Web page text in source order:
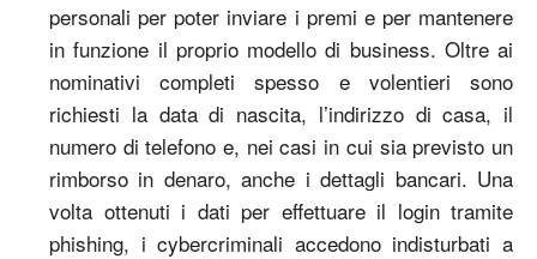
personali per poter inviare i premi e per mantenere
in funzione il proprio modello di business. Oltre ai
nominativi completi spesso e volentieri sono
richiesti la data di nascita, l’indirizzo di casa, il
numero di telefono e, nei casi in cui sia previsto un
rimborso in denaro, anche i dettagli bancari. Una
volta ottenuti i dati per effettuare il login tramite
phishing, i cybercriminali accedono indisturbati a